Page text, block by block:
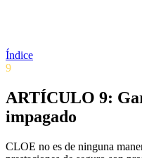
Índice
9
ARTÍCULO 9:
impagado
CLOE no es de ninguna